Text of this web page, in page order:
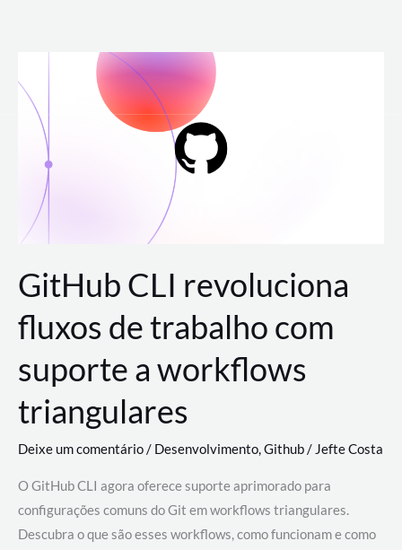
para
conteúdo
GitHub CLI revoluciona
fluxos de trabalho com
suporte a workflows
triangulares
Deixe um comentário/ Desenvolvimento,Github/ Jefte Costa
O GitHub CLI agora oferece suporte aprimorado para
configurações comuns do Git em workflows triangulares.
Descubra o que são esses workflows, como funcionam e como